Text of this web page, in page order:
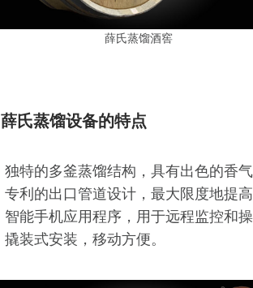
薛氏蒸馏酒窖
薛氏蒸馏设备的特点
独特的多釜蒸馏结构，具有出色的香
专利的出口管道设计，最大限度地提高
智能手机应用程序，用于远程监控和操
撬装式安装，移动方便。